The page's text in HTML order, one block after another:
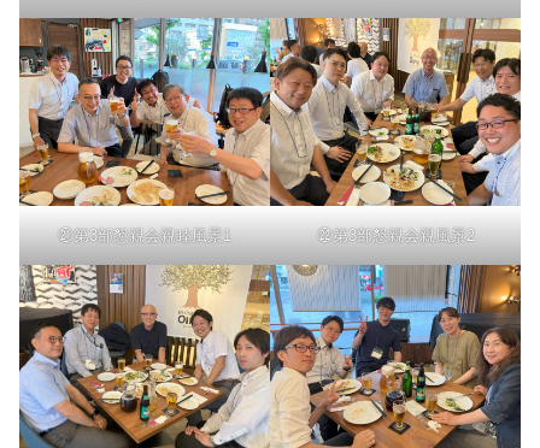
㉑第3部懇親会親睦風景1 ㉒第3部懇親会親風景2